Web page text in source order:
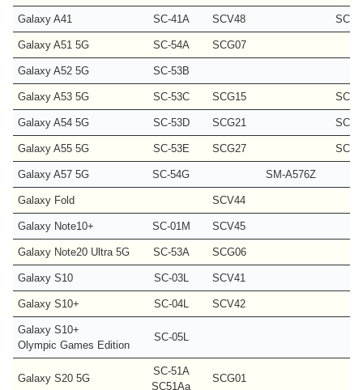
Galaxy A41 SC-41A SCV48
Galaxy A51 5G SC-54A SCG07
Galaxy A52 5G SC-53B
Galaxy A53 5G SC-53C SCG15
Galaxy A54 5G SC-53D SCG21
Galaxy A55 5G SC-53E SCG27
Galaxy A57 5G SC-54G SM-A576Z
Galaxy Fold SCV44
Galaxy Note10+ SC-01M SCV45
Galaxy Note20 Ultra 5G SC-53A SCG06
Galaxy S10 SC-03L SCV41
Galaxy S10+ SC-04L SCV42
Galaxy S10+
Olympic Games Edition
SC-05L
Galaxy S20 5G
SC-51A
SC51Aa
SCG01